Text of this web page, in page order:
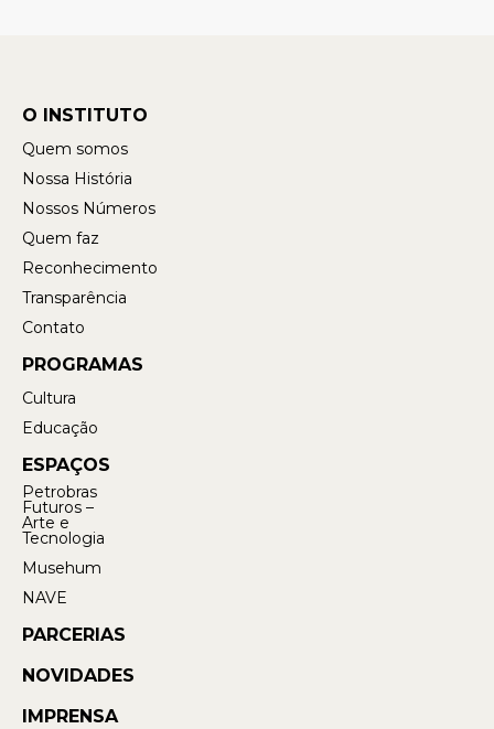
O INSTITUTO
Quem somos
Nossa História
Nossos Números
Quem faz
Reconhecimento
Transparência
Contato
PROGRAMAS
Cultura
Educação
ESPAÇOS
Petrobras
Futuros –
Arte e
Tecnologia
Musehum
NAVE
PARCERIAS
NOVIDADES
IMPRENSA